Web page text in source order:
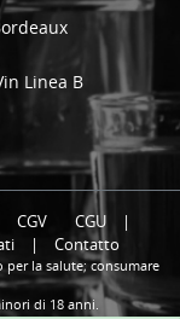
Linea B
CGV CGU
|
| Contatto
la salute; consumare
di 18 anni.